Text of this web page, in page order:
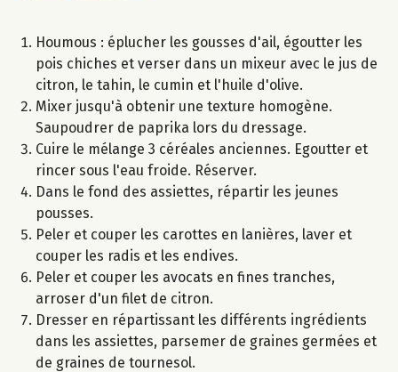
Houmous : éplucher les gousses d'ail, égoutter les
pois chiches et verser dans un mixeur avec le jus de
citron, le tahin, le cumin et l'huile d'olive.
Mixer jusqu'à obtenir une texture homogène.
Saupoudrer de paprika lors du dressage.
Cuire le mélange 3 céréales anciennes. Egoutter et
rincer sous l'eau froide. Réserver.
Dans le fond des assiettes, répartir les jeunes
pousses.
Peler et couper les carottes en lanières, laver et
couper les radis et les endives.
Peler et couper les avocats en fines tranches,
arroser d'un filet de citron.
Dresser en répartissant les différents ingrédients
dans les assiettes, parsemer de graines germées et
de graines de tournesol.